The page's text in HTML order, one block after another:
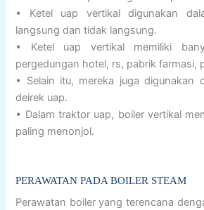
• Ketel uap vertikal digunakan
langsung dan tidak langsung.
• Ketel uap vertikal memiliki
pergedungan hotel, rs, pabrik farmasi,
• Selain itu, mereka juga digunakan
deirek uap.
• Dalam traktor uap, boiler vertikal
paling menonjol.
PERAWATAN PADA BOILER STEAM
Perawatan boiler yang terencana